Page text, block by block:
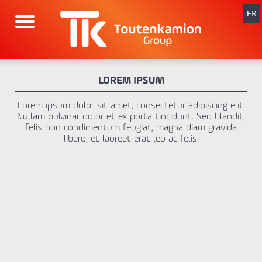
contenu
FR
LOREM IPSUM
Lorem ipsum dolor sit amet, consectetur adipiscing elit.
Nullam pulvinar dolor et ex porta tincidunt. Sed blandit,
felis non condimentum feugiat, magna diam gravida
libero, et laoreet erat leo ac felis.